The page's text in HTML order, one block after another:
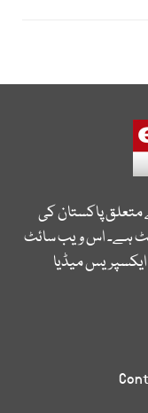
متعلق پاکستان کی
ہے۔ اس ویب سائٹ
میڈیا